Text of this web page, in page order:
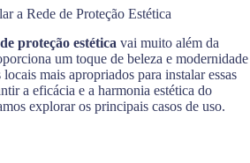
a Rede de Proteção Estética
proteção estética vai muito além da
um toque de beleza e modernidade
mais apropriados para instalar essas
a eficácia e a harmonia estética do
explorar os principais casos de uso.